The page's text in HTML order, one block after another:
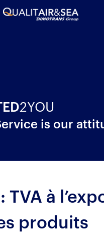
2YOU
is our
TVA à
produits